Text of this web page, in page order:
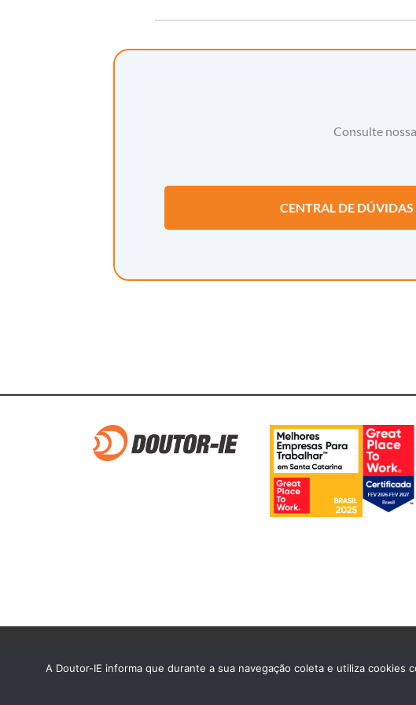
Consulte
CENTRAL DE DÚVIDAS
Aviso de cookies Aviso de Privacidade Termos de
DR-IE Comércio de Livros e Manuais
A Doutor-IE informa que durante a sua navegação coleta e utiliza cookies